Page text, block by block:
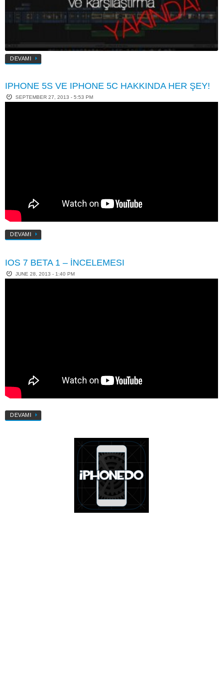
DEVAMI
IPHONE 5S VE IPHONE 5C HAKKINDA HER ŞEY!
SEPTEMBER 27, 2013 - 5:53 PM
DEVAMI
IOS 7 BETA 1 – İNCELEMESI
JUNE 28, 2013 - 1:40 PM
DEVAMI